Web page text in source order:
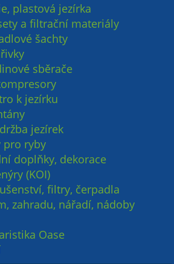
plastová jezírka
a filtrační materiály
šachty
sběrače
k jezírku
jezírek
pro ryby
doplňky, dekorace
(KOI)
filtry, čerpadla
zahradu, nářadí, nádoby
Oase